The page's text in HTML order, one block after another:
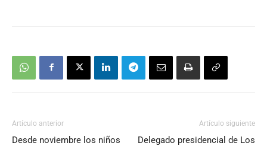
Artículo anterior
Desde noviembre los niños
Artículo siguiente
Delegado presidencial de Los